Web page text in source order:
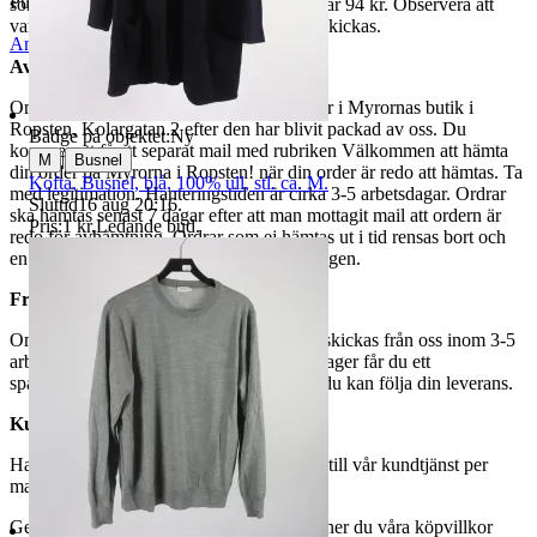
som avslutas samma dag. Samfraktspriset är 94 kr. Observera att
varor märkta endast avhämtning inte kan skickas.
Avhämtning
Om du väljer avhämtning hämtas din order i Myrornas butik i
Ropsten, Kolargatan 2 efter den har blivit packad av oss. Du
kommer att få ett separat mail med rubriken Välkommen att hämta
din order på Myrorna i Ropsten! när din order är redo att hämtas. Ta
med legitimation. Hanteringstiden är cirka 3-5 arbetsdagar. Ordrar
ska hämtas senast 7 dagar efter att man mottagit mail att ordern är
redo för avhämtning. Ordrar som ej hämtas ut i tid rensas bort och
en avgift på 84 kr dras av från återbetalningen.
Frakt
Om du har valt frakt kommer din vara att skickas från oss inom 3-5
arbetsdagar. När din vara har lämnat vårt lager får du ett
spårningsnummer av DSV inom kort där du kan följa din leverans.
Kundservice
Har du frågor eller funderingar hör av dig till vår kundtjänst per
mail:
webbshop@myrorna.se
Genom att buda på våra annonser godkänner du våra köpvillkor
Anmäl Sälj liknande
Badge på objektet:Ny
M | Busnel
Kofta, Busnel, blå, 100% ull, stl. ca. M.
Sluttid16 aug 20:16.
Pris:1 kr,Ledande bud.